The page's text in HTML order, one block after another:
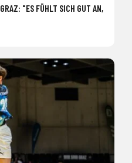
"ES FÜHLT SICH GUT AN,